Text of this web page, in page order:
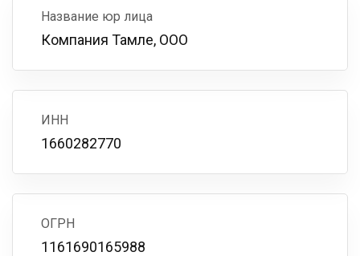
Название юр лица
Компания Тамле, ООО
ИНН
1660282770
ОГРН
1161690165988